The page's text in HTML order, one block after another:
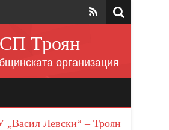
Троян
организация
„Васил Левски“ – Троян